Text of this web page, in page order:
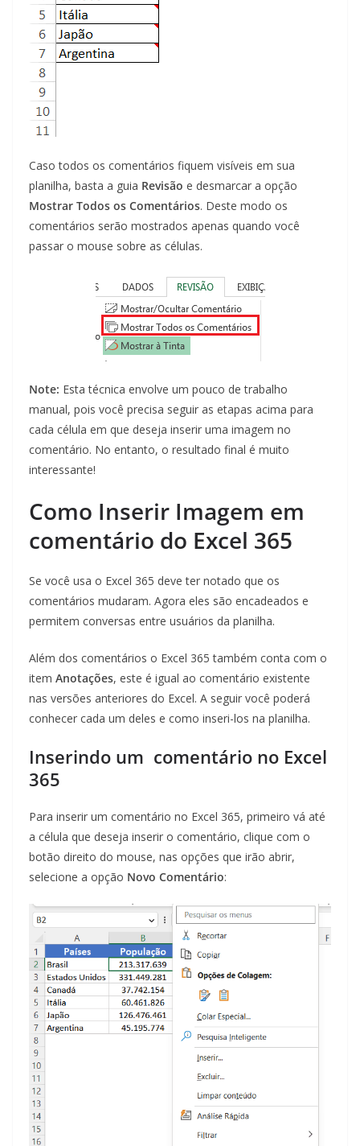
Caso todos os comentários fiquem visíveis em sua
planilha, basta a guia Revisão e desmarcar a opção
Mostrar Todos os Comentários. Deste modo os
comentários serão mostrados apenas quando você
passar o mouse sobre as células.
Note: Esta técnica envolve um pouco de trabalho
manual, pois você precisa seguir as etapas acima para
cada célula em que deseja inserir uma imagem no
comentário. No entanto, o resultado final é muito
interessante!
Como Inserir Imagem em
comentário do Excel 365
Se você usa o Excel 365 deve ter notado que os
comentários mudaram. Agora eles são encadeados e
permitem conversas entre usuários da planilha.
Além dos comentários o Excel 365 também conta com o
item Anotações, este é igual ao comentário existente
nas versões anteriores do Excel. A seguir você poderá
conhecer cada um deles e como inseri-los na planilha.
Inserindo um comentário no Excel
365
Para inserir um comentário no Excel 365, primeiro vá até
a célula que deseja inserir o comentário, clique com o
botão direito do mouse, nas opções que irão abrir,
selecione a opção Novo Comentário: